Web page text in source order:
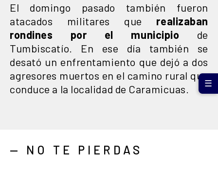
El domingo pasado también fueron
atacados militares que realizaban
rondines por el municipio de
Tumbiscatío. En ese día también se
desató un enfrentamiento que dejó a dos
agresores muertos en el camino rural que
conduce a la localidad de Caramicuas.
— NO TE PIERDAS
☰